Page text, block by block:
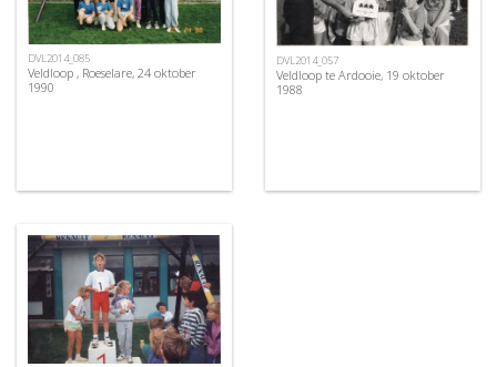
DVL2014_085
Veldloop , Roeselare, 24 oktober
1990
DVL2014_057
Veldloop te Ardooie, 19 oktober
1988